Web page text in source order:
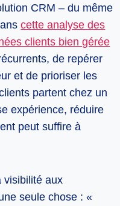
CRM – du même
cette analyse des
clients bien gérée
de repérer
et de prioriser les
partent chez un
expérience, réduire
peut suffire à
visibilité aux
seule chose : «